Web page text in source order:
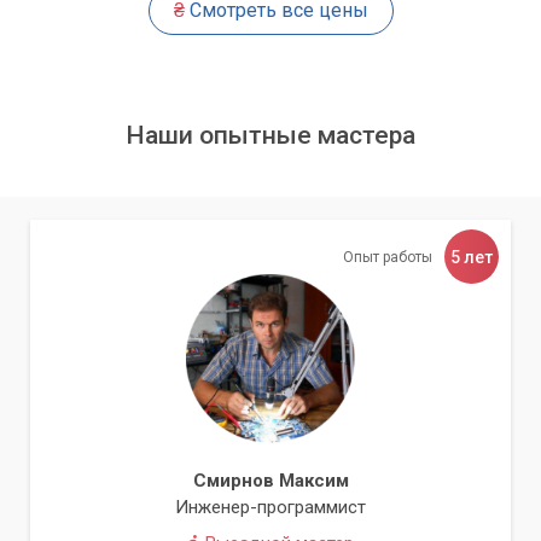
Вот полный список тревожных признаков:
Автоматический запуск программ
Проблемы с доступом к файлам
Необычное поведение браузера
Неизвестные программы в системе
Частые сбои и "синие экраны"
Повышенная активность жесткого диска
Невозможность обновить антивирус
Отправка несанкционированных писем
₴Смотреть все цены
Наши опытные мастера
Опыт работы 5 лет
Смирнов Максим
Инженер-программист